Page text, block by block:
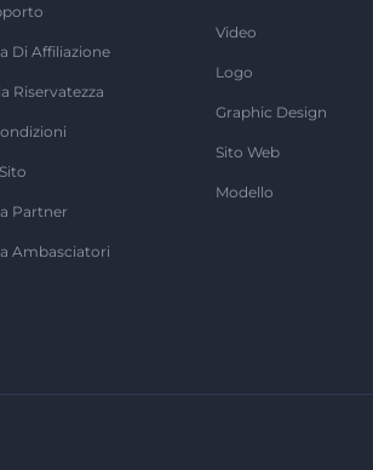
Di Affiliazione
Riservatezza
Partner
Ambasciatori
Video
Logo
Graphic Design
Sito Web
Modello